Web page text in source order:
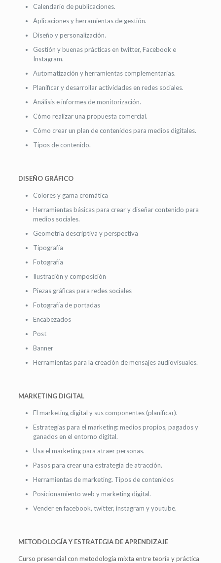
Calendario de publicaciones.
Aplicaciones y herramientas de gestión.
Diseño y personalización.
Gestión y buenas prácticas en twitter, Facebook e
Instagram.
Automatización y herramientas complementarias.
Planificar y desarrollar actividades en redes sociales.
Análisis e informes de monitorización.
Cómo realizar una propuesta comercial.
Cómo crear un plan de contenidos para medios digitales.
Tipos de contenido.
DISEÑO GRÁFICO
Colores y gama cromática
Herramientas básicas para crear y diseñar contenido para
medios sociales.
Geometría descriptiva y perspectiva
Tipografía
Fotografía
Ilustración y composición
Piezas gráficas para redes sociales
Fotografía de portadas
Encabezados
Post
Banner
Herramientas para la creación de mensajes audiovisuales.
MARKETING DIGITAL
El marketing digital y sus componentes (planificar).
Estrategias para el marketing: medios propios, pagados y
ganados en el entorno digital.
Usa el marketing para atraer personas.
Pasos para crear una estrategia de atracción.
Herramientas de marketing. Tipos de contenidos
Posicionamiento web y marketing digital.
Vender en facebook, twitter, instagram y youtube.
METODOLOGÍA Y ESTRATEGIA DE APRENDIZAJE
Curso presencial con metodología mixta entre teoría y práctica